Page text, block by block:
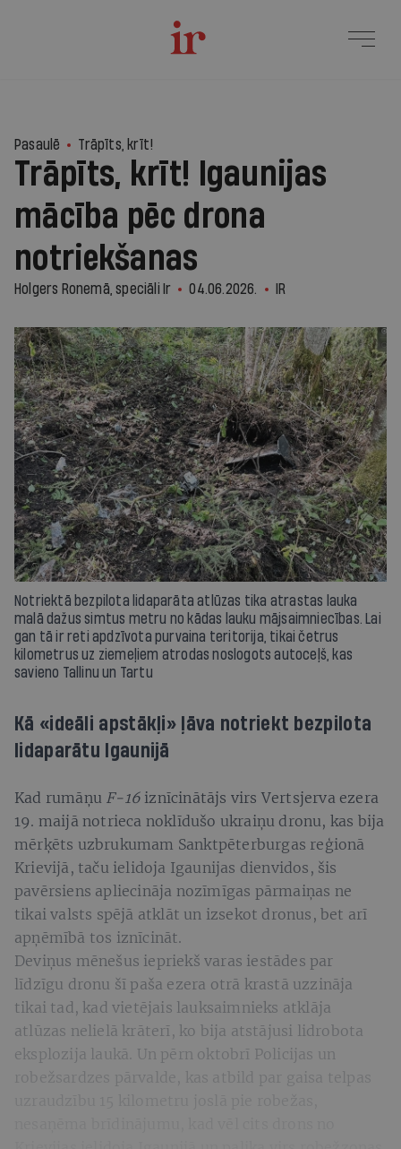
Pasaulē Trāpīts, krīt!
Trāpīts, krīt! Igaunijas
mācība pēc drona
notriekšanas
Holgers Ronemā, speciāli Ir 04.06.2026. IR
Notriektā bezpilota lidaparāta atlūzas tika atrastas lauka
malā dažus simtus metru no kādas lauku mājsaimniecības. Lai
gan tā ir reti apdzīvota purvaina teritorija, tikai četrus
kilometrus uz ziemeļiem atrodas noslogots autoceļš, kas
savieno Tallinu un Tartu
Kā «ideāli apstākļi» ļāva notriekt bezpilota
lidaparātu Igaunijā
Kad rumāņu F-16 iznīcinātājs virs Vertsjerva ezera
19. maijā notrieca noklīdušo ukraiņu dronu, kas bija
mērķēts uzbrukumam Sanktpēterburgas reģionā
Krievijā, taču ielidoja Igaunijas dienvidos, šis
pavērsiens apliecināja nozīmīgas pārmaiņas ne
tikai valsts spējā atklāt un izsekot dronus, bet arī
apņēmībā tos iznīcināt.
Deviņus mēnešus iepriekš varas iestādes par
līdzīgu dronu šī paša ezera otrā krastā uzzināja
tikai tad, kad vietējais lauksaimnieks atklāja
atlūzas nelielā krāterī, ko bija atstājusi lidrobota
eksplozija laukā. Un pērn oktobrī Policijas un
robežsardzes pārvalde, kas atbild par gaisa telpas